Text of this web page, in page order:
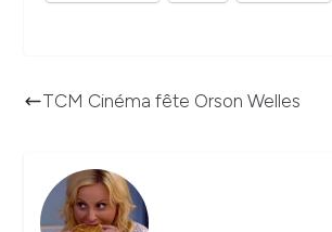
TCM Cinéma fête Orson Welles